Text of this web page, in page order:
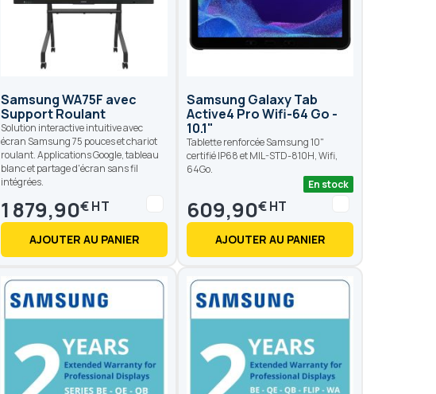
Samsung WA75F avec
Support Roulant
Solution interactive intuitive avec
écran Samsung 75 pouces et chariot
roulant. Applications Google, tableau
blanc et partage d'écran sans fil
intégrées.
1 879,90€
AJOUTER AU PANIER
Samsung Galaxy Tab
Active4 Pro Wifi-64 Go -
10.1"
Tablette renforcée Samsung 10"
certifié IP68 et MIL-STD-810H, Wifi,
64Go.
En stock
609,90€
AJOUTER AU PANIER